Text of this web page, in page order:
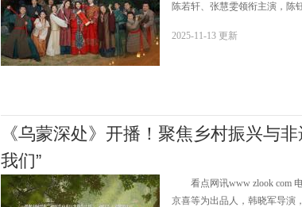
陈若轩、张慧雯领衔主演，陈
2025-11-13 更新
《乌蒙深处》开播！聚焦乡村振兴与
我们”
看点网讯www zlook com 电
京喜等为出品人，韩晓军导演